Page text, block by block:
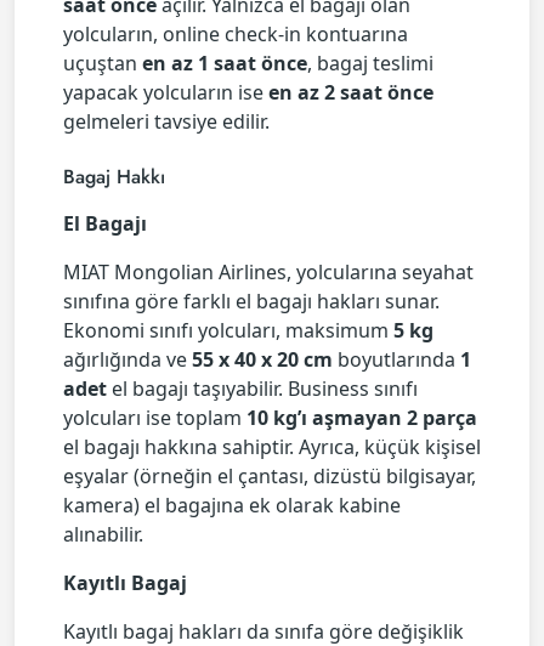
yolcuların, online check-in kontuarına
uçuştan en az 1 saat önce, bagaj teslimi
yapacak yolcuların iseen az 2 saat önce
gelmeleri tavsiye edilir.
Bagaj Hakkı
El Bagajı
MIAT Mongolian Airlines, yolcularına seyahat
sınıfına göre farklı el bagajı hakları sunar.
Ekonomi sınıfı yolcuları, maksimum 5 kg
ağırlığında ve55 x 40 x 20 cm boyutlarında 1
adet el bagajı taşıyabilir. Business sınıfı
yolcuları ise toplam 10 kg’ı aşmayan 2 parça
el bagajı hakkına sahiptir. Ayrıca, küçük kişisel
eşyalar (örneğin el çantası, dizüstü bilgisayar,
kamera) el bagajına ek olarak kabine
alınabilir.
Kayıtlı Bagaj
Kayıtlı bagaj hakları da sınıfa göre değişiklik